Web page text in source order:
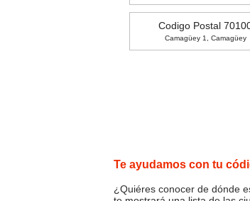
Codigo Postal
Camagüey 1, Camagüey
Te ayudamos con tu
¿Quiéres conocer de dónde